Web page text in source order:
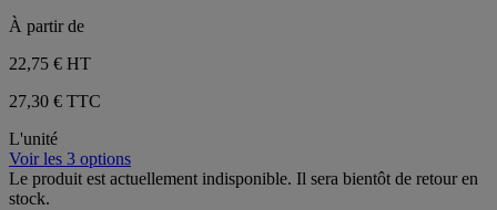
À partir de
22,75 € HT
27,30 € TTC
L'unité
Voir les 3 options
Le produit est actuellement indisponible. Il sera bientôt de retour en
stock.